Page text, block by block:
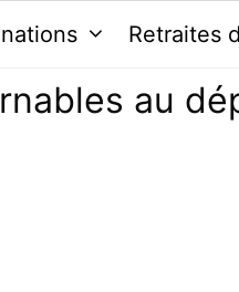
Retraites
au